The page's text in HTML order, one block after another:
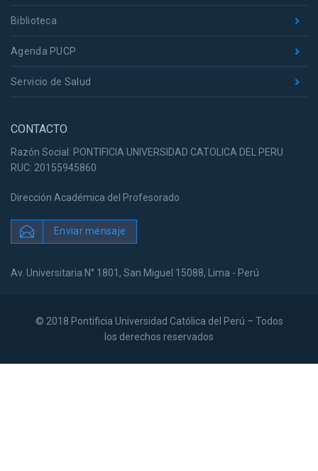
Biblioteca
Agenda PUCP
Servicio de Salud
CONTACTO
Razón Social: PONTIFICIA UNIVERSIDAD CATOLICA DEL PERU
RUC: 20155945860
Dirección Académica del Profesorado
Enviar mensaje
Av. Universitaria N° 1801, San Miguel 15088, Lima - Perú
© 2018 Pontificia Universidad Católica del Perú – Todos
los derechos reservados